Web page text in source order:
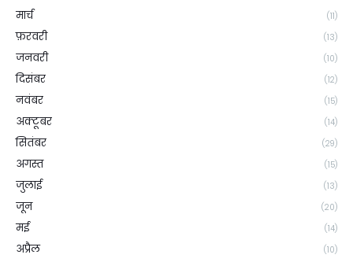
मार्च (11)
फ़रवरी (13)
जनवरी (10)
दिसंबर (12)
नवंबर (15)
अक्टूबर (14)
सितंबर (29)
अगस्त (15)
जुलाई (13)
जून (20)
मई (14)
अप्रैल (10)